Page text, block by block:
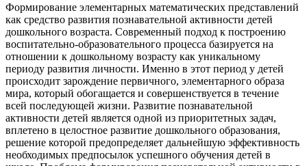
Формирование элементарных математических представлений
как средство развития познавательной активности детей
дошкольного возраста. Современный подход к построению
воспитательно-образовательного процесса базируется на
отношении к дошкольному возрасту как уникальному
периоду развития личности. Именно в этот период у детей
происходит зарождение первичного, элементарного образа
мира, который обогащается и совершенствуется в течение
всей последующей жизни. Развитие познавательной
активности детей является одной из приоритетных задач,
вплетено в целостное развитие дошкольного образования,
решение которой предопределяет дальнейшую эффективность
необходимых предпосылок успешного обучения детей в